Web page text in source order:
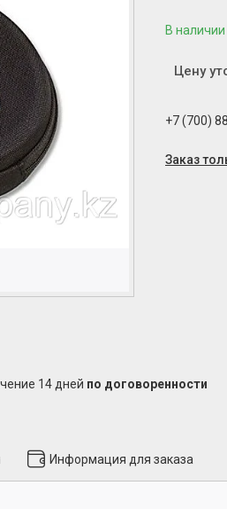
В наличии
Цену
+7 (700)
Заказ
14 дней по договоренности
Информация для заказа